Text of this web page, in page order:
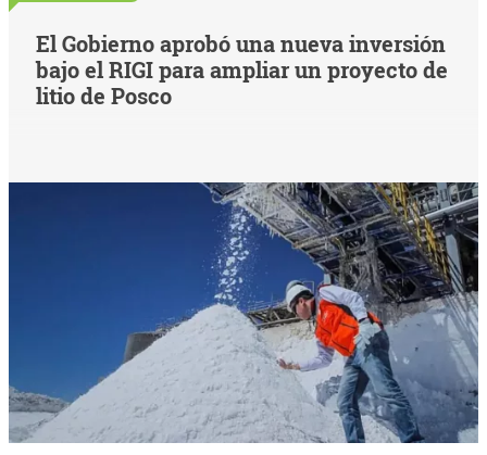
El Gobierno aprobó una nueva inversión
bajo el RIGI para ampliar un proyecto de
litio de Posco